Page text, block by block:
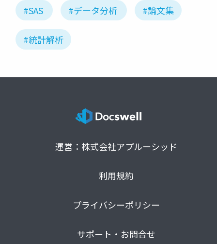
#SAS #データ分析 #論文集
#統計解析
運営：株式会社アプルーシッド
利用規約
プライバシーポリシー
サポート・お問合せ